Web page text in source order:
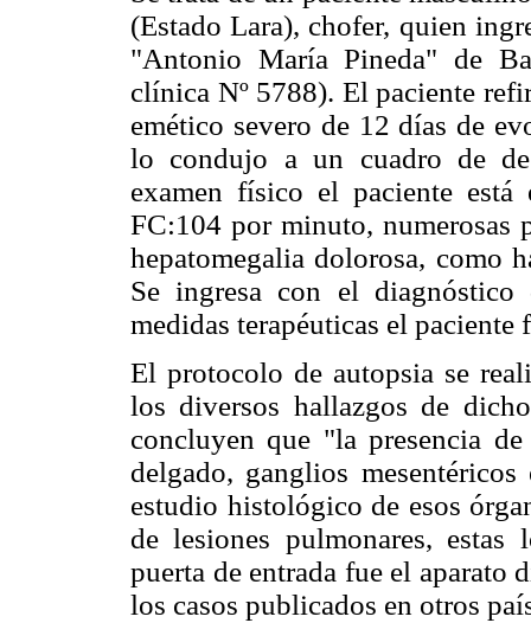
(Estado Lara), chofer, quien
"Antonio María Pineda" de
clínica Nº 5788). El paciente
emético severo de 12 días de
lo condujo a un cuadro de
examen físico el paciente está
FC:104 por minuto, numerosas
hepatomegalia dolorosa, como
Se ingresa con el
medidas terapéuticas el paciente
El protocolo de autopsia se
los diversos hallazgos de
concluyen que "la presencia
delgado, ganglios
estudio histológico de esos
de lesiones pulmonares,
puerta de entrada fue el aparato
los casos publicados en otros